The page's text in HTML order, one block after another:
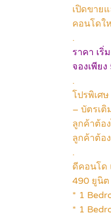
เปิดขาย
คอนโดใ
.
ราคา เริ่
จองเพีย
.
โปรพิเศ
– บัตรเ
ลูกค้าต้อ
ลูกค้าต้อ
.
ดีคอนโด
490 ยูนิ
* 1
* 1